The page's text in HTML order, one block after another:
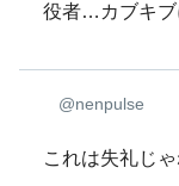
役者…カブキブ
@nenpulse
これは失礼じ